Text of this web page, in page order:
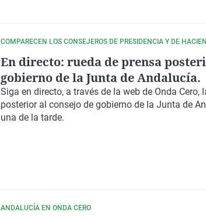
COMPARECEN LOS CONSEJEROS DE PRESIDENCIA Y DE
En directo: rueda de prensa
gobierno de la Junta de Andalucía.
Siga en directo, a través de la web de Onda Cero,
posterior al consejo de gobierno de la Junta de
una de la tarde.
ANDALUCÍA EN ONDA CERO